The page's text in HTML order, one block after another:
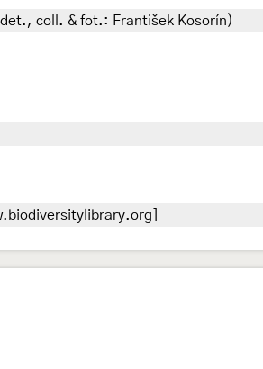
coll. & fot.: František Kosorín)